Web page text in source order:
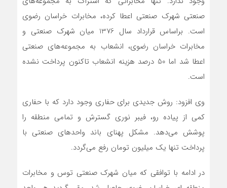
صنعتی شهرک صنعتی اعطا کرده، مخابرات خراسان رضوی
است. براساس قرارداد سال 1376 میان شهرک صنعتی و
مخابرات خراسان رضوی، انشعاب به مجموعه‌های صنعتی
اعطا شد اما 50 درصد هزینه انشعاب تاکنون پرداخت نشده
است.
وی افزود: روش جدیدی برای حفاری وجود دارد که با حفاری
کمی از پیاده رو، فیبر نوری گسترش و تمامی منطقه را
پوشش می‌دهد. مشکل پهنای باند واحدهای صنعتی با
پرداخت تنها یک میلیون تومان رفع می‌گردد.
در ادامه با توافقی که میان شهرک صنعتی توس و مخابرات